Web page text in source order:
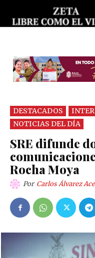
DESTACADOS
NOTICIAS DEL DÍA
SRE difunde
Rocha Moya
Por Carlos Álvarez